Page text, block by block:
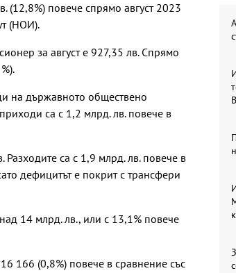
(12,8%) повече спрямо август 2023
(НОИ).
за август е 927,35 лв. Спрямо
на държавното обществено
са с 1,2 млрд. лв. повече в
са с 1,9 млрд. лв. повече в
дефицитът е покрит с трансфери
14 млрд. лв., или с 13,1% повече
166 (0,8%) повече в сравнение със